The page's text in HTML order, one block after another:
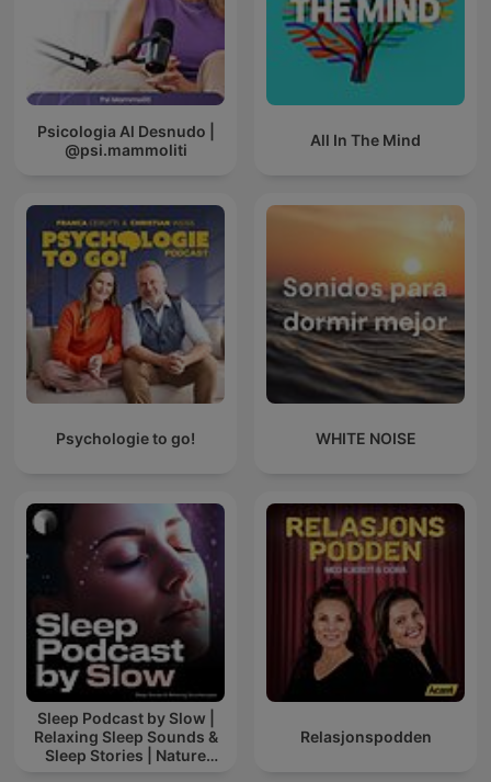
Psicologia Al Desnudo |
@psi.mammoliti
All In The Mind
Psychologie to go! WHITE NOISE
Sleep Podcast by Slow |
Relaxing Sleep Sounds &
Sleep Stories | Nature
Relasjonspodden